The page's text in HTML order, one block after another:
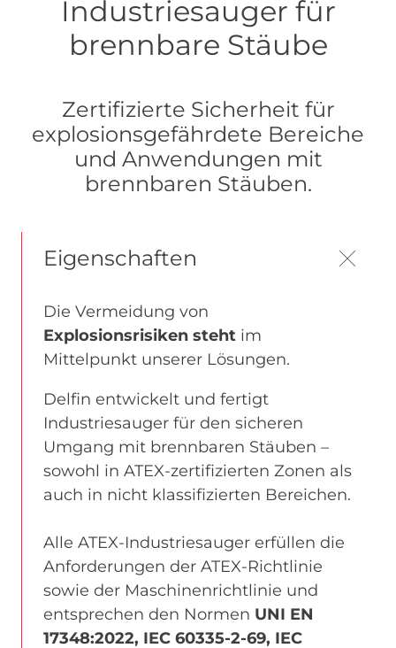
Industriesauger für
brennbare Stäube
Zertifizierte Sicherheit für
explosionsgefährdete Bereiche
und Anwendungen mit
brennbaren Stäuben.
Eigenschaften
Die Vermeidung von
Explosionsrisiken steht im
Mittelpunkt unserer Lösungen.
Delfin entwickelt und fertigt
Industriesauger für den sicheren
Umgang mit brennbaren Stäuben –
sowohl in ATEX-zertifizierten Zonen als
auch in nicht klassifizierten Bereichen.
Alle ATEX-Industriesauger erfüllen die
Anforderungen der ATEX-Richtlinie
sowie der Maschinenrichtlinie und
entsprechen den Normen UNI EN
17348:2022, IEC 60335-2-69, IEC